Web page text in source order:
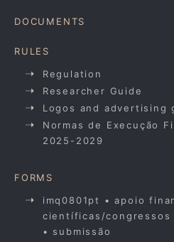
DOCUMENTS
RULES
Regulation
Researcher Guide
Logos and advertising
Normas de Execução
2025-2029
FORMS
imq0801pt • apoio
científicas/congressos
• submissão